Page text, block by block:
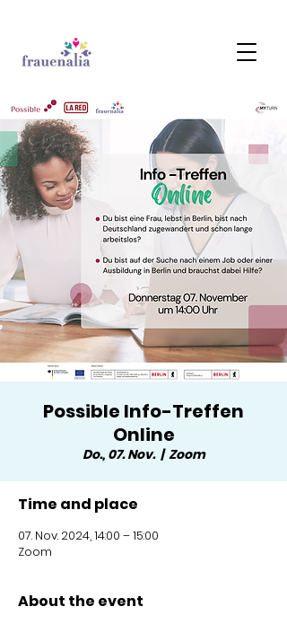
Possible Info-Treffen
Online
Do., 07. Nov.
  |
Zoom
Time and place
07. Nov. 2024, 14:00 – 15:00
Zoom
About the event